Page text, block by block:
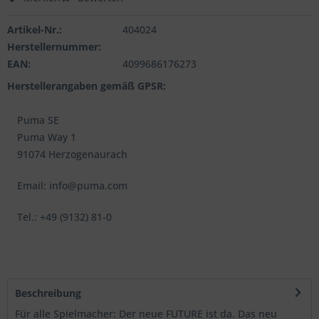
Artikel-Nr.:
404024
Herstellernummer:
EAN:
4099686176273
Herstellerangaben gemäß GPSR:
Puma SE
Puma Way 1
91074 Herzogenaurach
Email: info@puma.com
Tel.: +49 (9132) 81-0
Beschreibung
Für alle Spielmacher: Der neue FUTURE ist da. Das neu